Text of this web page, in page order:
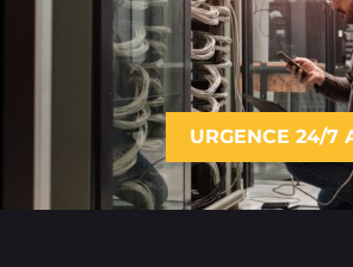
URGENCE 24/7